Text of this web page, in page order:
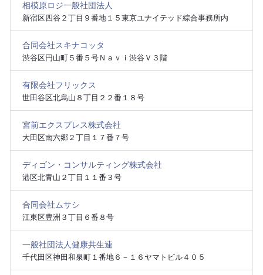
相模原ロジ一般社団法人
新宿区四谷２丁目９番地１５東京ユナイテッド綜合事務所内
合同会社スキナコッタ
渋谷区円山町５番５号Ｎａｖｉ渋谷Ｖ３階
有限会社フリックス
世田谷区北烏山８丁目２２番１８号
宮前エクスプレス株式会社
大田区南六郷２丁目１７番７号
ディゴン・コンサルティング株式会社
港区北青山２丁目１１番３号
合同会社ムサシ
江東区豊洲３丁目６番８号
一般社団法人健康共生連
千代田区神田和泉町１番地６－１６ヤマトビル４０５